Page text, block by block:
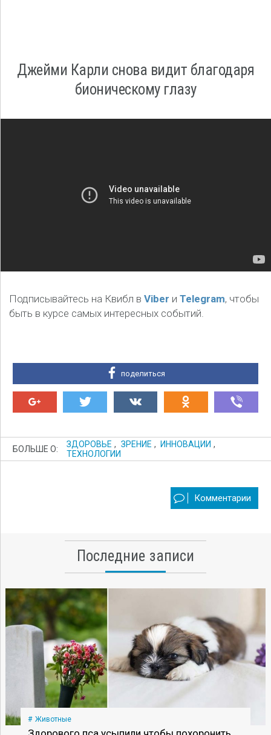
Джейми Карли снова видит благодаря
бионическому глазу
Подписывайтесь на Квибл в Viber и Telegram, чтобы
быть в курсе самых интересных событий.
поделиться
БОЛЬШЕ О: ЗДОРОВЬЕ , ЗРЕНИЕ , ИННОВАЦИИ ,
ТЕХНОЛОГИИ
Комментарии
Последние записи
Животные